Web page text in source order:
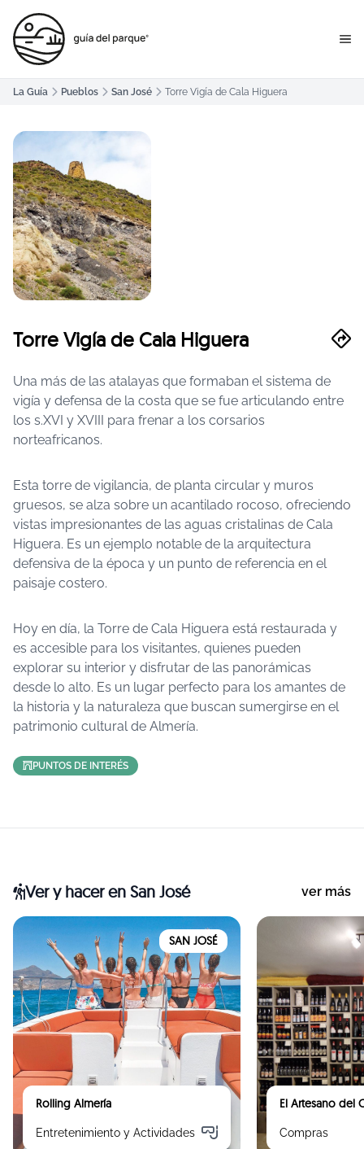
La Guía Pueblos San José Torre Vigía de Cala Higuera
Torre Vigía de Cala Higuera
Una más de las atalayas que formaban el sistema de
vigía y defensa de la costa que se fue articulando entre
los s.XVI y XVIII para frenar a los corsarios
norteafricanos.
Esta torre de vigilancia, de planta circular y muros
gruesos, se alza sobre un acantilado rocoso, ofreciendo
vistas impresionantes de las aguas cristalinas de Cala
Higuera. Es un ejemplo notable de la arquitectura
defensiva de la época y un punto de referencia en el
paisaje costero.
Hoy en día, la Torre de Cala Higuera está restaurada y
es accesible para los visitantes, quienes pueden
explorar su interior y disfrutar de las panorámicas
desde lo alto. Es un lugar perfecto para los amantes de
la historia y la naturaleza que buscan sumergirse en el
patrimonio cultural de Almería.
PUNTOS DE INTERÉS
Ver y haceren San José ver más
SAN JOSÉ
Rolling Almería
Entretenimiento y Actividades
El Artesano del
Compras